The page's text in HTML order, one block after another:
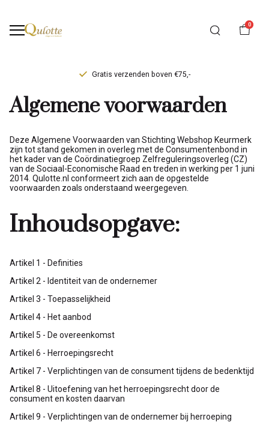
0
Persoonlijk maatadvies
Algemene
voorwaarden
Qulotte
Algemene voorwaarden
Deze Algemene Voorwaarden van Stichting Webshop Keurmerk
zijn tot stand gekomen in overleg met de Consumentenbond in
het kader van de Coördinatiegroep Zelfreguleringsoverleg (CZ)
van de Sociaal-Economische Raad en treden in werking per 1 juni
2014. Qulotte.nl conformeert zich aan de opgestelde
voorwaarden zoals onderstaand weergegeven.
Inhoudsopgave:
Artikel 1 - Definities
Artikel 2 - Identiteit van de ondernemer
Artikel 3 - Toepasselijkheid
Artikel 4 - Het aanbod
Artikel 5 - De overeenkomst
Artikel 6 - Herroepingsrecht
Artikel 7 - Verplichtingen van de consument tijdens de bedenktijd
Artikel 8 - Uitoefening van het herroepingsrecht door de
consument en kosten daarvan
Artikel 9 - Verplichtingen van de ondernemer bij herroeping